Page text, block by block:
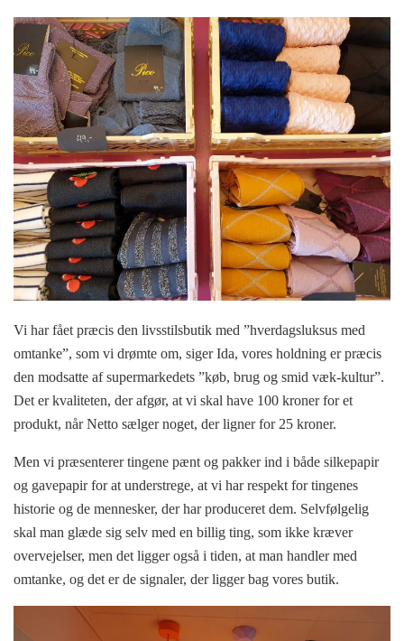
Vi har fået præcis den livsstilsbutik med ”hverdagsluksus med
omtanke”, som vi drømte om, siger Ida, vores holdning er præcis
den modsatte af supermarkedets ”køb, brug og smid væk-kultur”.
Det er kvaliteten, der afgør, at vi skal have 100 kroner for et
produkt, når Netto sælger noget, der ligner for 25 kroner.
Men vi præsenterer tingene pænt og pakker ind i både silkepapir
og gavepapir for at understrege, at vi har respekt for tingenes
historie og de mennesker, der har produceret dem. Selvfølgelig
skal man glæde sig selv med en billig ting, som ikke kræver
overvejelser, men det ligger også i tiden, at man handler med
omtanke, og det er de signaler, der ligger bag vores butik.